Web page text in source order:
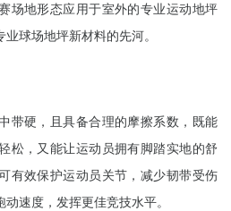
场地形态应用于室外的专业运动地坪
球场地坪新材料的先河。
带硬，且具备合理的摩擦系数，既能
松，又能让运动员拥有脚踏实地的舒
有效保护运动员关节，减少韧带受伤
速度，发挥更佳竞技水平。